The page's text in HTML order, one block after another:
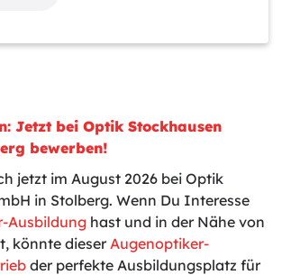
Jetzt bei Optik Stockhausen
bewerben!
jetzt im August 2026 bei Optik
in Stolberg. Wenn Du Interesse
Ausbildung hast und in der Nähe von
könnte dieser Augenoptiker-
der perfekte Ausbildungsplatz für